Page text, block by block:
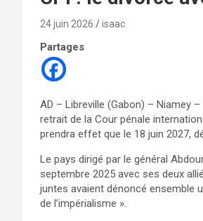
24 juin 2026 isaac
Partages
AD – Libreville (Gabon) – Niamey
retrait de la Cour pénale
prendra effet que le 18 juin 2027,
Le pays dirigé par le général
septembre 2025 avec ses deux
juntes avaient dénoncé ensemble
de l’impérialisme ».